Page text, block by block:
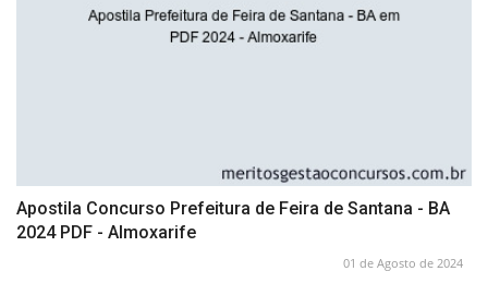
Apostila Concurso Prefeitura de Feira de Santana - BA
2024 PDF - Almoxarife
01 de Agosto de 2024